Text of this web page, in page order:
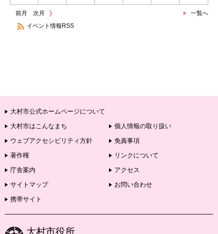
前月 一覧へ
次月
イベント情報RSS
大村市公式ホームページについて
大村市はこんなまち
個人情報の取り扱い
ウェブアクセシビリティ方針
免責事項
著作権
リンクについて
庁舎案内
アクセス
サイトマップ
お問い合わせ
携帯サイト
大村市役所